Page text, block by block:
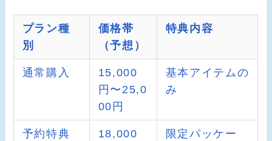
プラン種
別
価格帯
（予想）
特典内容
通常購入
15,000
円〜25,0
00円
基本アイテムの
み
予約特典
18,000
限定パッケー